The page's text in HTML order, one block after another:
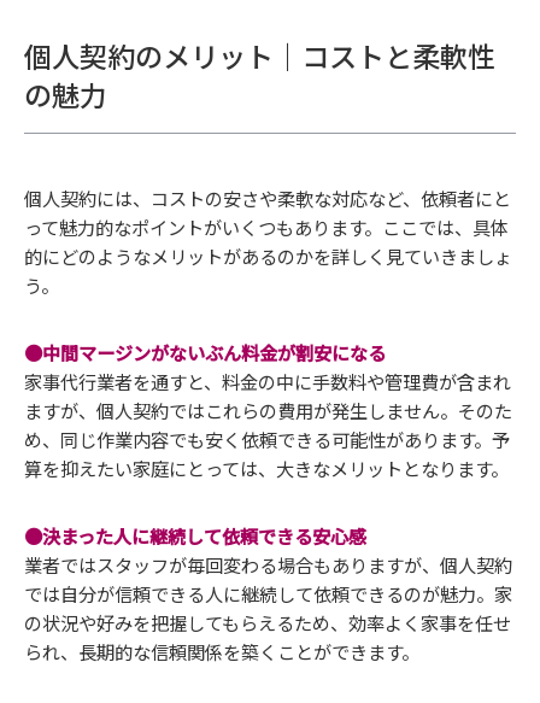
個人契約のメリット｜コストと柔軟性
の魅力
個人契約には、コストの安さや柔軟な対応など、依頼者にと
って魅力的なポイントがいくつもあります。ここでは、具体
的にどのようなメリットがあるのかを詳しく見ていきましょ
う。
●中間マージンがないぶん料金が割安になる
家事代行業者を通すと、料金の中に手数料や管理費が含まれ
ますが、個人契約ではこれらの費用が発生しません。そのた
め、同じ作業内容でも安く依頼できる可能性があります。予
算を抑えたい家庭にとっては、大きなメリットとなります。
●決まった人に継続して依頼できる安心感
業者ではスタッフが毎回変わる場合もありますが、個人契約
では自分が信頼できる人に継続して依頼できるのが魅力。家
の状況や好みを把握してもらえるため、効率よく家事を任せ
られ、長期的な信頼関係を築くことができます。